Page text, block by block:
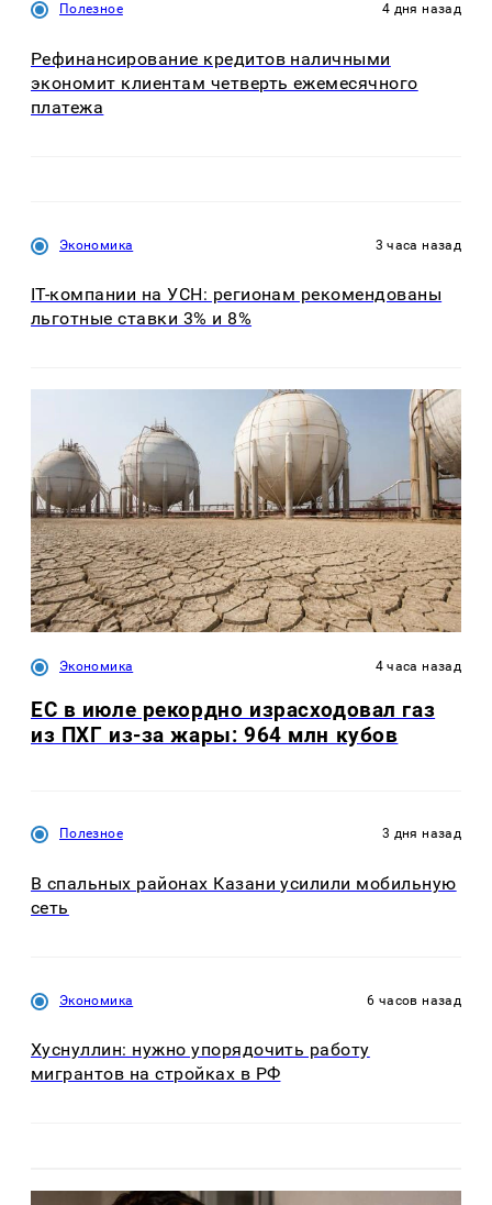
Полезное 4 дня назад
Рефинансирование кредитов наличными
экономит клиентам четверть ежемесячного
платежа
Экономика 3 часа назад
IT-компании на УСН: регионам рекомендованы
льготные ставки 3% и 8%
Экономика 4 часа назад
ЕС в июле рекордно израсходовал газ
из ПХГ из-за жары: 964 млн кубов
Полезное 3 дня назад
В спальных районах Казани усилили мобильную
сеть
Экономика 6 часов назад
Хуснуллин: нужно упорядочить работу
мигрантов на стройках в РФ